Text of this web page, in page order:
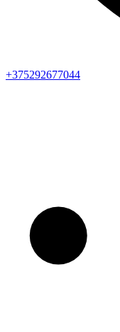
+375292677044